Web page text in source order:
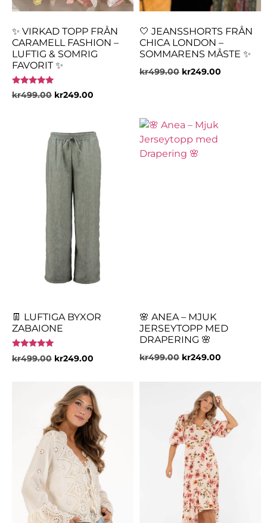
✨ VIRKAD TOPP FRÅN
CARAMELL FASHION –
LUFTIG & SOMRIG
FAVORIT ✨
Betygsatt
5.00
kr499.00 kr249.00
🤍 JEANSSHORTS FRÅN
CHICA LONDON –
SOMMARENS MÅSTE ✨
kr499.00 kr249.00
👖 LUFTIGA BYXOR
ZABAIONE
Betygsatt
5.00
kr499.00 kr249.00
🌸 ANEA – MJUK
JERSEYTOPP MED
DRAPERING 🌸
kr499.00 kr249.00